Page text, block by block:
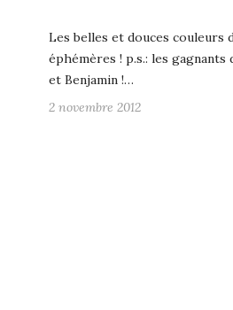
Les belles et douces couleurs
éphémères ! p.s.: les
et Benjamin !…
2 novembre 2012